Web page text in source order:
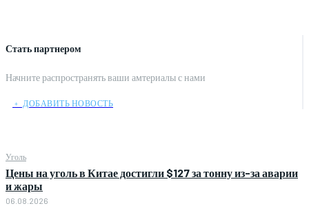
Стать партнером
Начните распространять ваши амтериалы с нами
﹢ ДОБАВИТЬ НОВОСТЬ
Уголь
Цены на уголь в Китае достигли $127 за тонну из-за аварии
и жары
06.08.2026